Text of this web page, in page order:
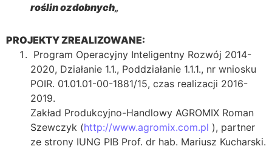
roślin ozdobnych„
PROJEKTY ZREALIZOWANE:
Program Operacyjny Inteligentny Rozwój 2014-
2020, Działanie 1.1., Poddziałanie 1.1.1., nr wniosku
POIR. 01.01.01-00-1881/15, czas realizacji 2016-
2019.
Zakład Produkcyjno-Handlowy AGROMIX Roman
Szewczyk (http://www.agromix.com.pl ), partner
ze strony IUNG PIB Prof. dr hab. Mariusz Kucharski.